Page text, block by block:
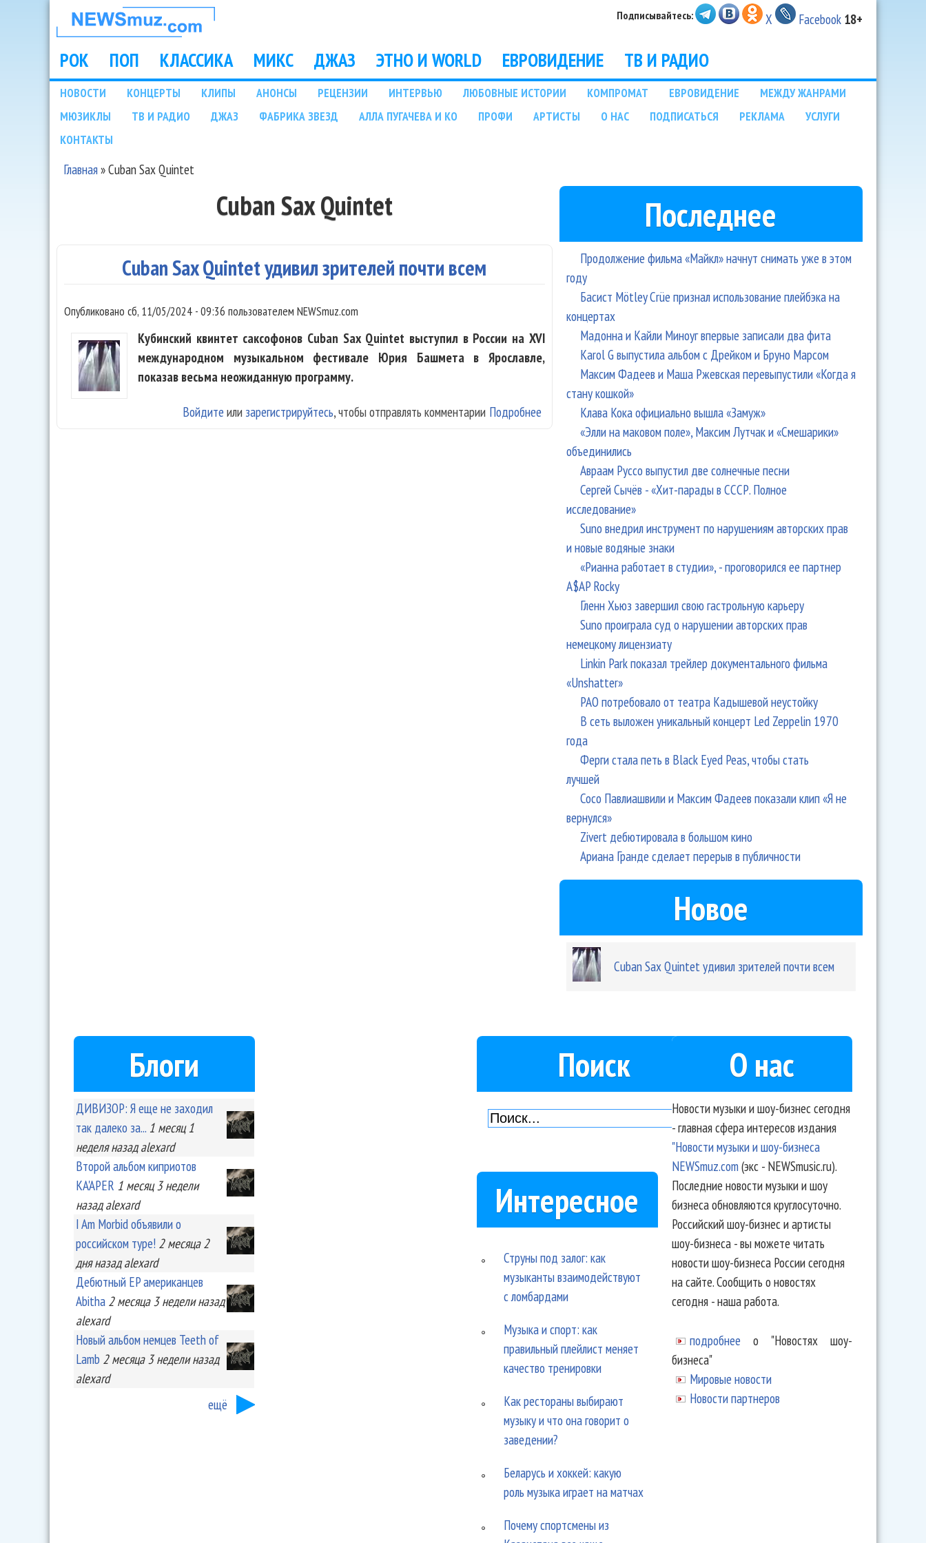
НОВОСТИ
МУЗЫКИ И
ШОУ БИЗНЕСА
NEWSMUZ.COM
Подписывайтесь: X Facebook 18+
Main menu
РОК ПОП КЛАССИКА МИКС ДЖАЗ ЭТНО И WORLD ЕВРОВИДЕНИЕ ТВ И РАДИО
Подразделы
НОВОСТИ КОНЦЕРТЫ КЛИПЫ АНОНСЫ РЕЦЕНЗИИ ИНТЕРВЬЮ ЛЮБОВНЫЕ ИСТОРИИ КОМПРОМАТ ЕВРОВИДЕНИЕ
МЕЖДУ ЖАНРАМИ
МЮЗИКЛЫ
ТВ И РАДИО ДЖАЗ ФАБРИКА ЗВЕЗД АЛЛА ПУГАЧЕВА И КО ПРОФИ АРТИСТЫ О НАС ПОДПИСАТЬСЯ РЕКЛАМА
УСЛУГИ
КОНТАКТЫ
Главная»Cuban Sax Quintet
Cuban Sax Quintet
Cuban Sax Quintet удивил зрителей почти всем
Опубликовано сб, 11/05/2024 - 09:36 пользователем NEWSmuz.com
Кубинский квинтет саксофонов Cuban Sax Quintet выступил в России на XVI
международном музыкальном фестивале Юрия Башмета в Ярославле,
показав весьма неожиданную программу.
Подробнее о Cuban Sax Quintet удивил зрителей почти всем
Войдите или зарегистрируйтесь, чтобы отправлять комментарии
Последнее
Продолжение фильма «Майкл» начнут снимать уже в этом
году
Басист Mötley Crüe признал использование плейбэка на
концертах
Мадонна и Кайли Миноуг впервые записали два фита
Karol G выпустила альбом с Дрейком и Бруно Марсом
Максим Фадеев и Маша Ржевская перевыпустили «Когда я
стану кошкой»
Клава Кока официально вышла «Замуж»
«Элли на маковом поле», Максим Лутчак и «Смешарики»
объединились
Авраам Руссо выпустил две солнечные песни
Сергей Сычёв - «Хит-парады в СССР. Полное
исследование»
Suno внедрил инструмент по нарушениям авторских прав
и новые водяные знаки
«Рианна работает в студии», - проговорился ее партнер
A$AP Rocky
Гленн Хьюз завершил свою гастрольную карьеру
Suno проиграла суд о нарушении авторских прав
немецкому лицензиату
Linkin Park показал трейлер документального фильма
«Unshatter»
РАО потребовало от театра Кадышевой неустойку
В сеть выложен уникальный концерт Led Zeppelin 1970
года
Ферги стала петь в Black Eyed Peas, чтобы стать
лучшей
Сосо Павлиашвили и Максим Фадеев показали клип «Я не
вернулся»
Zivert дебютировала в большом кино
Ариана Гранде сделает перерыв в публичности
Новое
Cuban Sax Quintet удивил зрителей почти всем
Блоги
ДИВИЗОР: Я еще не заходил
так далеко за... 1 месяц 1
неделяназад alexard
Второй альбом киприотов
KA'APER 1 месяц 3 недели
назад alexard
I Am Morbid объявили о
российском туре! 2 месяца 2
дняназад alexard
Дебютный EP американцев
Abitha 2 месяца 3 неделиназад
alexard
Новый альбом немцев Teeth of
Lamb 2 месяца 3 неделиназад
alexard
ещё
Поиск
Интересное
Струны под залог: как
музыканты взаимодействуют
с ломбардами
Музыка и спорт: как
правильный плейлист меняет
качество тренировки
Как рестораны выбирают
музыку и что она говорит о
заведении?
Беларусь и хоккей: какую
роль музыка играет на матчах
Почему спортсмены из
О нас
Новости музыки и шоу-бизнес сегодня
- главная сфера интересов издания
"Новости музыки и шоу-бизнеса
NEWSmuz.com(экс - NEWSmusic.ru).
Последние новости музыки и шоу
бизнеса обновляются круглосуточно.
Российский шоу-бизнес и артисты
шоу-бизнеса - вы можете читать
новости шоу-бизнеса России сегодня
на сайте. Сообщить о новостях
сегодня - наша работа.
подробнее о "Новостях шоу-
бизнеса"
Мировые новости
Новости партнеров